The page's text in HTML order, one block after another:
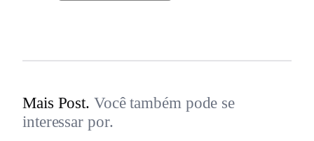
Mais Post. Você também pode se
interessar por.